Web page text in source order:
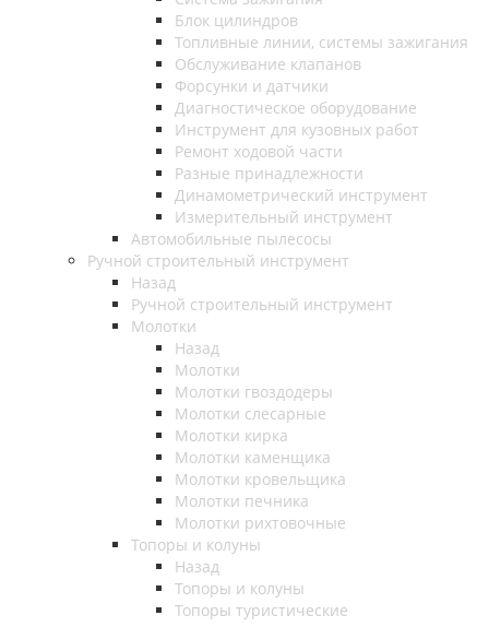
Блок цилиндров
Топливные линии, системы зажигания
Обслуживание клапанов
Форсунки и датчики
Диагностическое оборудование
Инструмент для кузовных работ
Ремонт ходовой части
Разные принадлежности
Динамометрический инструмент
Измерительный инструмент
Автомобильные пылесосы
Ручной строительный инструмент
Назад
Ручной строительный инструмент
Молотки
Назад
Молотки
Молотки гвоздодеры
Молотки слесарные
Молотки кирка
Молотки каменщика
Молотки кровельщика
Молотки печника
Молотки рихтовочные
Топоры и колуны
Назад
Топоры и колуны
Топоры туристические